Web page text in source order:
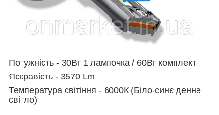
Потужність - 30Вт 1 лампочка / 60Вт комплект
Яскравість - 3570 Lm
Температура світіння - 6000К (Біло-синє денне
світло)